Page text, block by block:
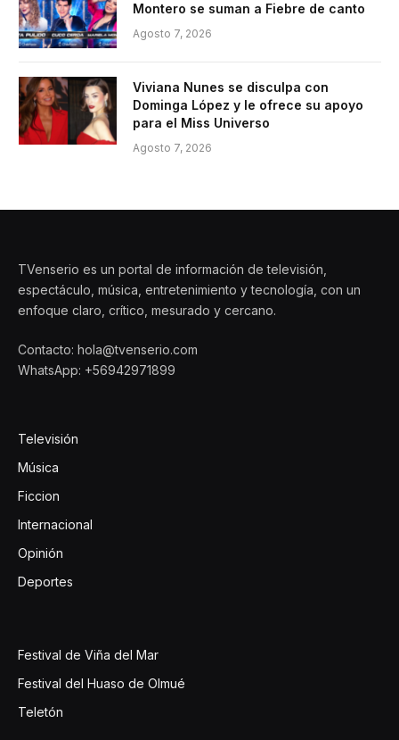
Montero se suman a Fiebre de canto
Agosto 7, 2026
Viviana Nunes se disculpa con
Dominga López y le ofrece su apoyo
para el Miss Universo
Agosto 7, 2026
TVenserio es un portal de información de televisión,
espectáculo, música, entretenimiento y tecnología, con un
enfoque claro, crítico, mesurado y cercano.
Contacto: hola@tvenserio.com
WhatsApp: +56942971899
Televisión
Música
Ficcion
Internacional
Opinión
Deportes
Festival de Viña del Mar
Festival del Huaso de Olmué
Teletón